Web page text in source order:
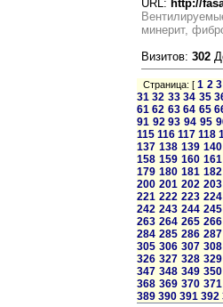
URL: http://
минерит,
Визитов: 302
Страница: [1 2 3
31 32 33 34 35
61 62 63 64 65
91 92 93 94 95
115 116 117 118
137 138 139 140
158 159 160 161
179 180 181 182
200 201 202 203
221 222 223 224
242 243 244 245
263 264 265 266
284 285 286 287
305 306 307 308
326 327 328 329
347 348 349 350
368 369 370 371
389 390 391 392